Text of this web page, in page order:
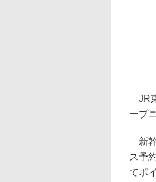
JR
ープ
新幹
ス予
てポ